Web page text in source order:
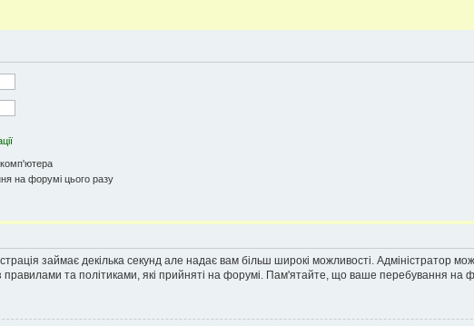
на форумі цього разу
займає декілька секунд але надає вам більш широкі можливості. Адміністратор
правилами та політиками, які прийняті на форумі. Пам'ятайте, що ваше перебування на